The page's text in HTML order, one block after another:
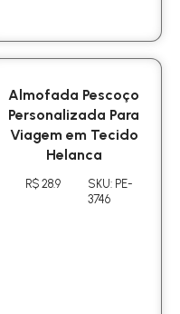
Almofada Pescoço
Personalizada Para
Viagem em Tecido
Helanca
R$ 28.9
SKU: PE-
3746